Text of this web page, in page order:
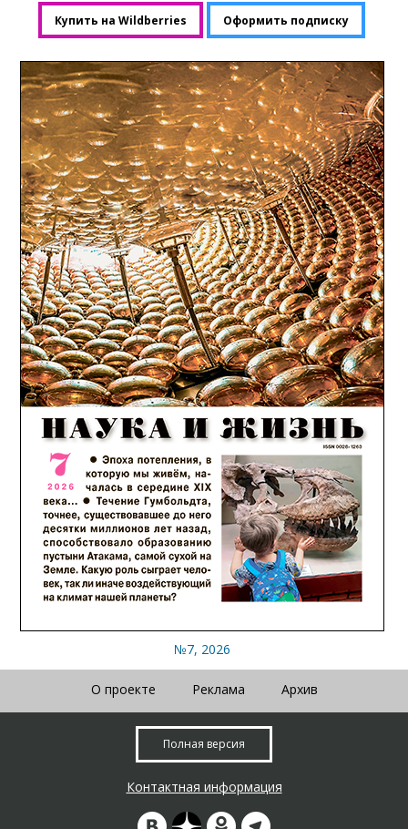
Купить на Wildberries Оформить подписку
№7, 2026
О проекте Реклама Архив
Полная версия
Контактная информация